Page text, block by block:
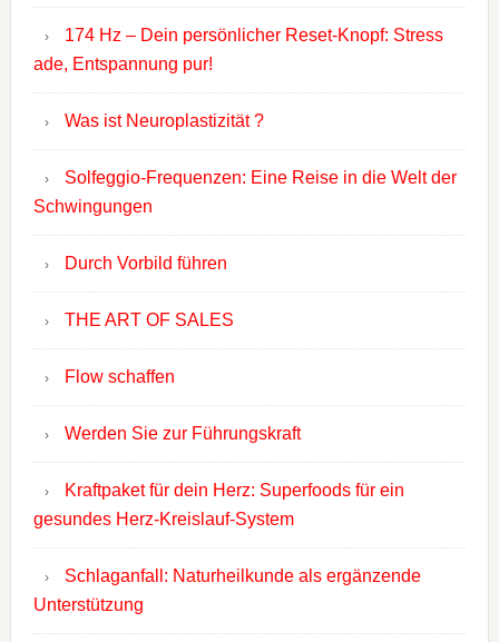
174 Hz – Dein persönlicher Reset-Knopf: Stress
ade, Entspannung pur!
Was ist Neuroplastizität ?
Solfeggio-Frequenzen: Eine Reise in die Welt der
Schwingungen
Durch Vorbild führen
THE ART OF SALES
Flow schaffen
Werden Sie zur Führungskraft
Kraftpaket für dein Herz: Superfoods für ein
gesundes Herz-Kreislauf-System
Schlaganfall: Naturheilkunde als ergänzende
Unterstützung